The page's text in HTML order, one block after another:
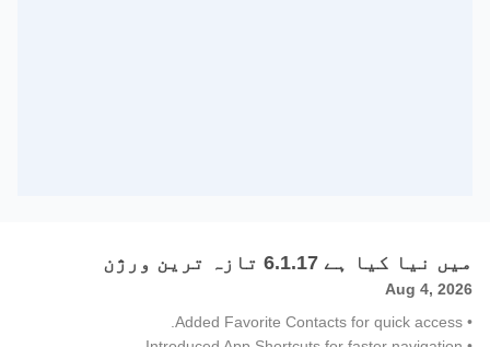
میں نیا کیا ہے 6.1.17 تازہ ترین ورژن
Aug 4, 2026
• Added Favorite Contacts for quick access.